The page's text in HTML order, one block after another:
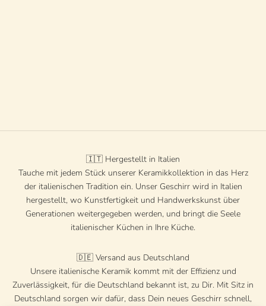
🇮🇹 Hergestellt in Italien
Tauche mit jedem Stück unserer Keramikkollektion in das Herz
der italienischen Tradition ein. Unser Geschirr wird in Italien
hergestellt, wo Kunstfertigkeit und Handwerkskunst über
Generationen weitergegeben werden, und bringt die Seele
italienischer Küchen in Ihre Küche.
🇩🇪 Versand aus Deutschland
Unsere italienische Keramik kommt mit der Effizienz und
Zuverlässigkeit, für die Deutschland bekannt ist, zu Dir. Mit Sitz in
Deutschland sorgen wir dafür, dass Dein neues Geschirr schnell,